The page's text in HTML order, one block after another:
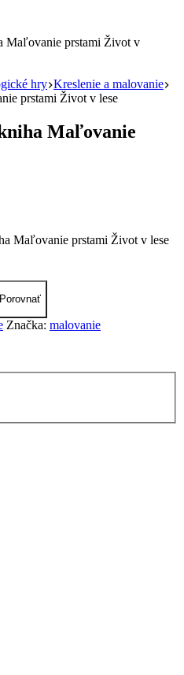
hry Kreslenie a malovanie
prstami Život v lese
Maľovanie
Maľovanie prstami Život v lese
Porovnať
Značka: malovanie